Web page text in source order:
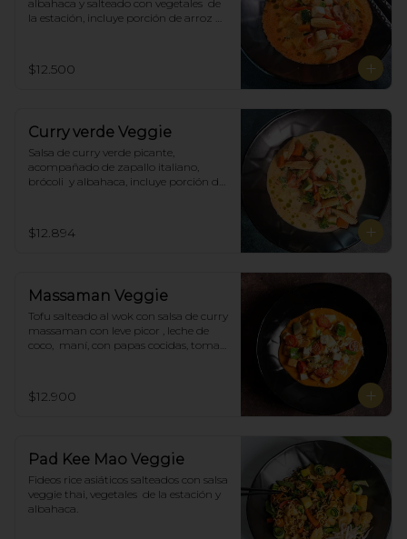
albahaca y salteado con vegetales  de
la estación, incluye porción de arroz
$12.500
Curry verde Veggie
Salsa de curry verde picante,
acompañado de zapallo italiano,
brócoli  y albahaca, incluye porción de
$12.894
Massaman Veggie
Tofu salteado al wok con salsa de curry
massaman con leve picor , leche de
coco,  maní, con papas cocidas, tomate
$12.900
Pad Kee Mao Veggie
Fideos rice asiáticos salteados con salsa
veggie thai, vegetales  de la estación y
albahaca.